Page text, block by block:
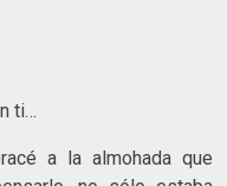
ti…
a la almohada que